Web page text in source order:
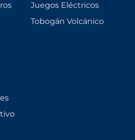
Juegos Eléctricos
Tobogán Volcánico